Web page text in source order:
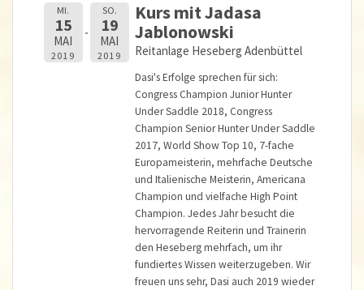
MI.
15
MAI
2019
SO.
19
MAI
2019
Kurs mit Jadasa
Jablonowski
Reitanlage Heseberg Adenbüttel
Dasi's Erfolge sprechen für sich:
Congress Champion Junior Hunter
Under Saddle 2018, Congress
Champion Senior Hunter Under Saddle
2017, World Show Top 10, 7-fache
Europameisterin, mehrfache Deutsche
und Italienische Meisterin, Americana
Champion und vielfache High Point
Champion. Jedes Jahr besucht die
hervorragende Reiterin und Trainerin
den Heseberg mehrfach, um ihr
fundiertes Wissen weiterzugeben. Wir
freuen uns sehr, Dasi auch 2019 wieder